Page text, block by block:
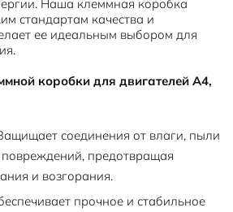
Наша клеммная коробка
стандартам качества и
ее идеальным выбором для
коробки для двигателей А4,
соединения от влаги, пыли
повреждений, предотвращая
и возгорания.
прочное и стабильное